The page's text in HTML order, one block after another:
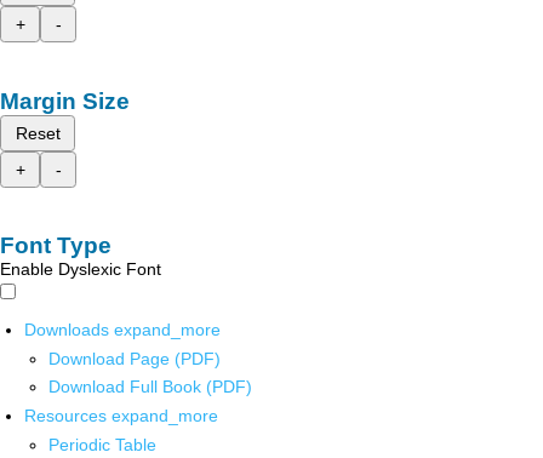
+
-
Margin Size
Reset
+
-
Font Type
Enable Dyslexic Font
Downloads expand_more
Download Page (PDF)
Download Full Book (PDF)
Resources expand_more
Periodic Table